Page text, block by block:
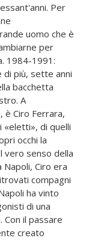
Per
uomo che è
per
1984-1991:
di più, sette anni
bacchetta
A
è Ciro Ferrara,
«eletti», di quelli
occhi la
vero senso della
Napoli, Ciro era
compagni
ha vinto
di una
il passare
creato